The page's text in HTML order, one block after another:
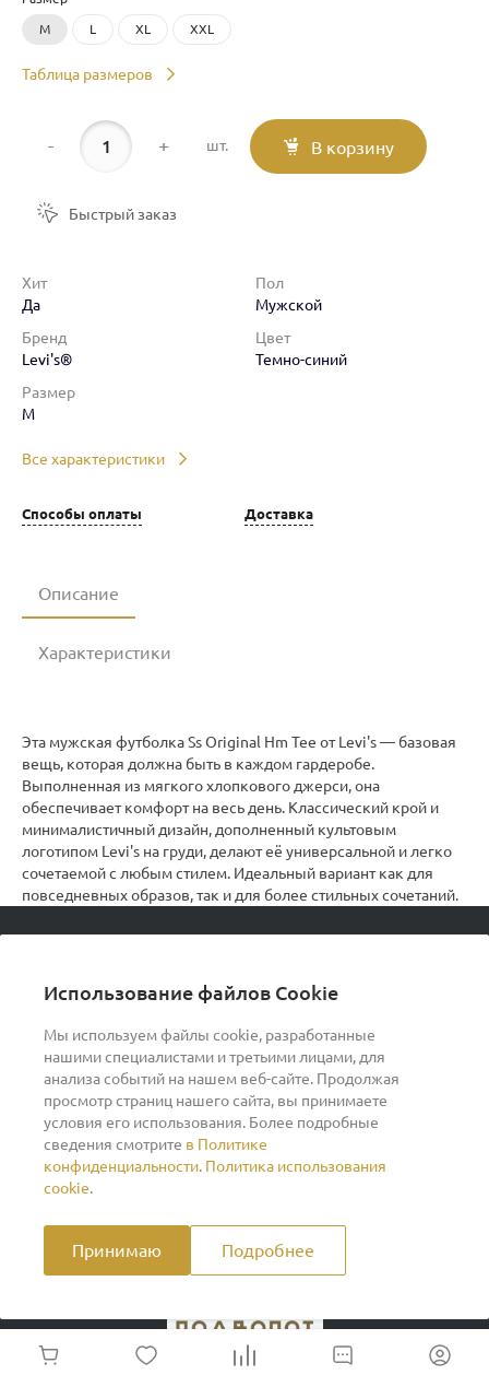
Использование файлов Cookie
Мы используем файлы cookie, разработанные
нашими специалистами и третьими лицами, для
анализа событий на нашем веб-сайте. Продолжая
просмотр страниц нашего сайта, вы принимаете
условия его использования. Более подробные
сведения смотрите в Политике
конфиденциальности. Политика использования
cookie.
Принимаю Подробнее
M L XL XXL
Таблица размеров
- + шт. В корзину
Быстрый заказ
Хит
Да
Пол
Мужской
Бренд
Levi's®
Цвет
Темно-синий
Размер
M
Все характеристики
Способы оплаты Доставка
Описание
Характеристики
Эта мужская футболка Ss Original Hm Tee от Levi's — базовая
вещь, которая должна быть в каждом гардеробе.
Выполненная из мягкого хлопкового джерси, она
обеспечивает комфорт на весь день. Классический крой и
минималистичный дизайн, дополненный культовым
логотипом Levi's на груди, делают её универсальной и легко
сочетаемой с любым стилем. Идеальный вариант как для
повседневных образов, так и для более стильных сочетаний.
О компании
Помощь
Индивидуальный предприниматель Ильин Дмитрий
370260278346